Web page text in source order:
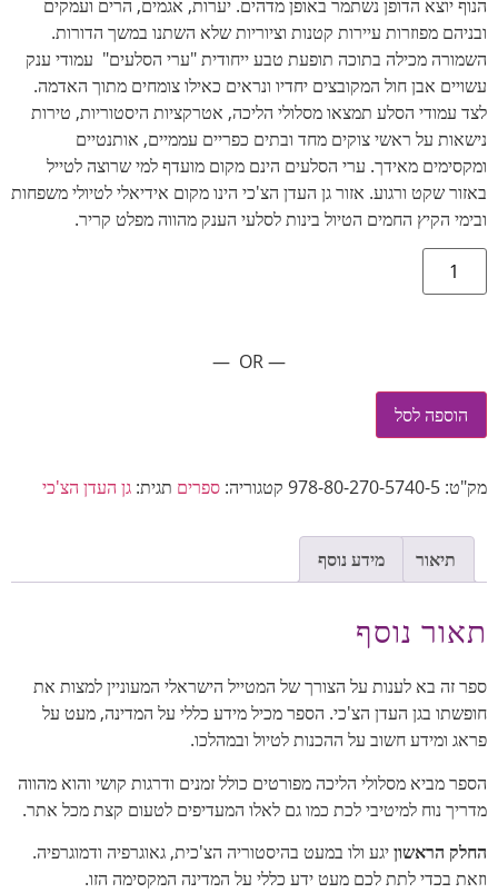
הנוף יוצא הדופן נשתמר באופן מדהים. יערות, אגמים, הרים ועמקים
ובניהם מפוזרות עיירות קטנות וציוריות שלא השתנו במשך הדורות.
השמורה מכילה בתוכה תופעת טבע ייחודית "ערי הסלעים" עמודי ענק
עשויים אבן חול המקובצים יחדיו ונראים כאילו צומחים מתוך האדמה.
לצד עמודי הסלע תמצאו מסלולי הליכה, אטרקציות היסטוריות, טירות
נישאות על ראשי צוקים מחד ובתים כפריים עממיים, אותנטיים
ומקסימים מאידך. ערי הסלעים הינם מקום מועדף למי שרוצה לטייל
באזור שקט ורגוע. אזור גן העדן הצ'כי הינו מקום אידיאלי לטיולי משפחות
ובימי הקיץ החמים הטיול בינות לסלעי הענק מהווה מפלט קריר.
— OR —
הוספה לסל
מק"ט: 978-80-270-5740-5 קטגוריה: ספרים תגית: גן העדן הצ'כי
תיאור מידע נוסף
תאור נוסף
ספר זה בא לענות על הצורך של המטייל הישראלי המעוניין למצות את
חופשתו בגן העדן הצ'כי. הספר מכיל מידע כללי על המדינה, מעט על
פראג ומידע חשוב על ההכנות לטיול ובמהלכו.
הספר מביא מסלולי הליכה מפורטים כולל זמנים ודרגות קושי והוא מהווה
מדריך נוח למיטיבי לכת כמו גם לאלו המעדיפים לטעום קצת מכל אתר.
החלק הראשוןיגע ולו במעט בהיסטוריה הצ'כית, גאוגרפיה ודמוגרפיה.
וזאת בכדי לתת לכם מעט ידע כללי על המדינה המקסימה הזו.